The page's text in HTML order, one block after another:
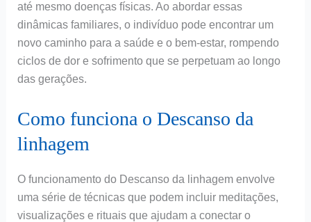
até mesmo doenças físicas. Ao abordar essas
dinâmicas familiares, o indivíduo pode encontrar um
novo caminho para a saúde e o bem-estar, rompendo
ciclos de dor e sofrimento que se perpetuam ao longo
das gerações.
Como funciona o Descanso da
linhagem
O funcionamento do Descanso da linhagem envolve
uma série de técnicas que podem incluir meditações,
visualizações e rituais que ajudam a conectar o